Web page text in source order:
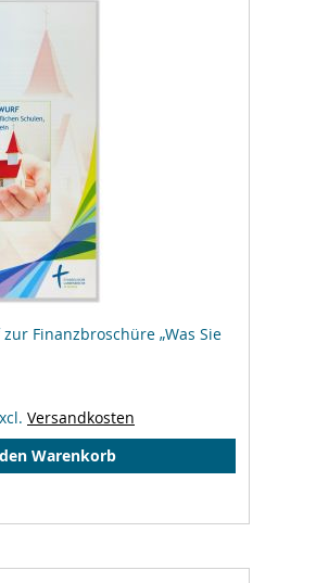
Finanzbroschüre „Was Sie
Versandkosten
Warenkorb